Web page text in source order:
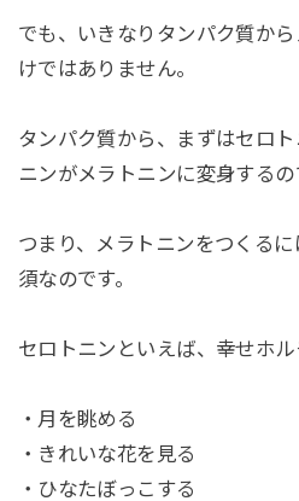
でも、いきなりタンパク質か
けではありません。
タンパク質から、まずはセロ
ニンがメラトニンに変身するの
つまり、メラトニンをつくる
須なのです。
セロトニンといえば、幸せホル
・月を眺める
・きれいな花を見る
・ひなたぼっこする